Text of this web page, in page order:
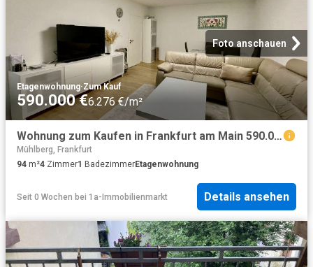
Foto anschauen
Etagenwohnung·Zum Kauf
590.000 €6.276 €/m²
Wohnung zum Kaufen in Frankfurt am Main 590.000,00 EUR 94 m²
Mühlberg, Frankfurt
94 m²4 Zimmer1 BadezimmerEtagenwohnung
Seit 0 Wochen bei 1a-Immobilienmarkt Details ansehen